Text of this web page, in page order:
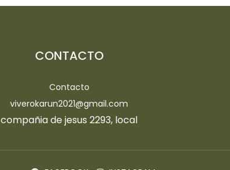
CONTACTO
Contacto
viverokarun2021@gmail.com
compañia de jesus 2293, local